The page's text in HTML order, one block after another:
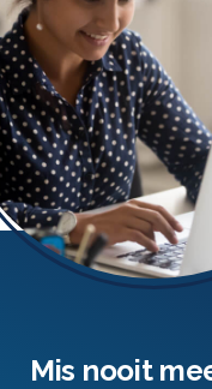
Mis nooit